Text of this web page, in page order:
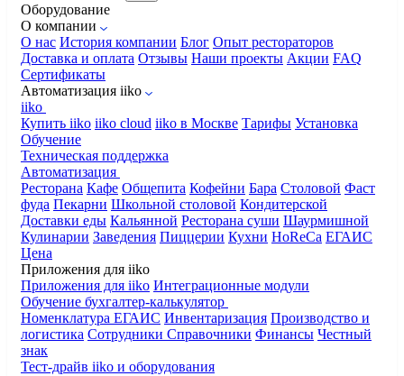
Оборудование
О компании
О нас История компании Блог Опыт рестораторов
Доставка и оплата Отзывы Наши проекты Акции FAQ
Сертификаты
Автоматизация iiko
iiko
Купить iiko iiko cloud iiko в Москве Тарифы Установка
Обучение
Техническая поддержка
Автоматизация
Ресторана Кафе Общепита Кофейни Бара Столовой Фаст
фуда Пекарни Школьной столовой Кондитерской
Доставки еды Кальянной Ресторана суши Шаурмишной
Кулинарии Заведения Пиццерии Кухни HoReCa ЕГАИС
Цена
Приложения для iiko
Приложения для iiko Интеграционные модули
Обучение бухгалтер-калькулятор
Номенклатура ЕГАИС Инвентаризация Производство и
логистика Сотрудники Справочники Финансы Честный
знак
Тест-драйв iiko и оборудования